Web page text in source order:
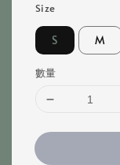
Size
S M
數量